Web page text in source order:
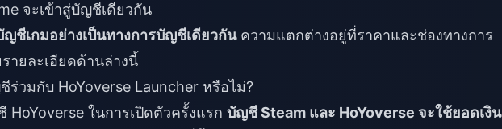
จะเข้าสู่บัญชีเดียวกัน
ญชีเกมอย่างเป็นทางการบัญชีเดียวกันความแตกต่างอยู่ที่ราคาและช่องทางการ
ายละเอียดด้านล่างนี้
ร่วมกับ HoYoverse Launcher หรือไม่?
HoYoverse ในการเปิดตัวครั้งแรก บัญชี Steam และ HoYoverse จะใช้ยอดเงิน